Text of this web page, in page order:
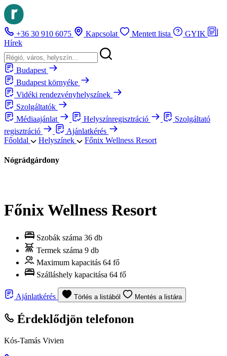
+36 30 910 6075 Kapcsolat Mentett lista
GYIK
Hírek
Budapest
Budapest környéke
Vidéki rendezvényhelyszínek
Szolgáltatók
Médiaajánlat
Helyszínregisztráció
Szolgáltató
regisztráció
Ajánlatkérés
Főoldal
Helyszínek Főnix Wellness Resort
Nógrádgárdony
Főnix Wellness Resort
Szobák száma 36 db
Termek száma 9 db
Maximum kapacitás 64 fő
Szálláshely kapacitása 64 fő
Ajánlatkérés Törlés a listából Mentés a listára
Érdeklődjön telefonon
Kós-Tamás Vivien